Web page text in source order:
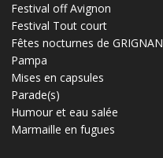
Festival off Avignon
Festival Tout court
Fêtes nocturnes de GRIGNAN
Pampa
Mises en capsules
Parade(s)
Humour et eau salée
Marmaille en fugues